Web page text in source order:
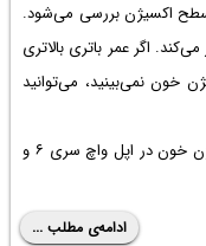
سطح اکسیژن بررسی می‌شود.
اگر عمر باتری بالاتری
خون نمی‌بینید، می‌توانید
در ادامه نحوه‌ی غیرفعال کردن مانیتورینگ اکسیژن خون در اپل واچ سری ۶ و
ادامه‌ی مطلب ...